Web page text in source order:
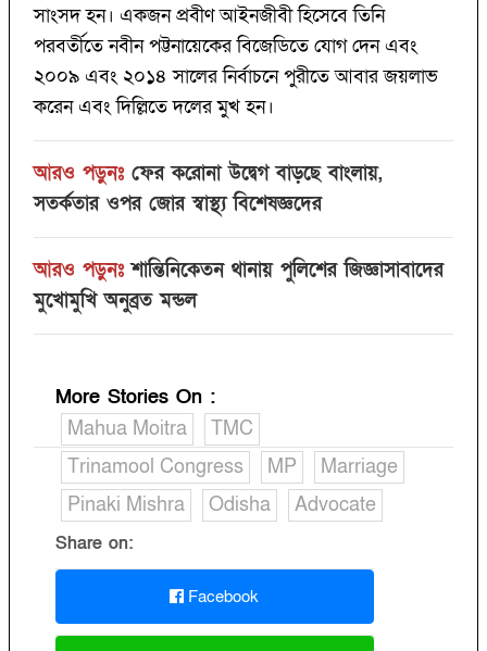
সাংসদ হন। একজন প্রবীণ আইনজীবী হিসেবে তিনি
পরবর্তীতে নবীন পট্টনায়েকের বিজেডিতে যোগ দেন এবং
২০০৯ এবং ২০১৪ সালের নির্বাচনে পুরীতে আবার জয়লাভ
করেন এবং দিল্লিতে দলের মুখ হন।
আরও পড়ুনঃ ফের করোনা উদ্বেগ বাড়ছে বাংলায়,
সতর্কতার ওপর জোর স্বাস্থ্য বিশেষজ্ঞদের
আরও পড়ুনঃ শান্তিনিকেতন থানায় পুলিশের জিজ্ঞাসাবাদের
মুখোমুখি অনুব্রত মন্ডল
More Stories On :
Mahua Moitra
TMC
Trinamool Congress
MP
Marriage
Pinaki Mishra
Odisha Advocate
Share on:
Facebook